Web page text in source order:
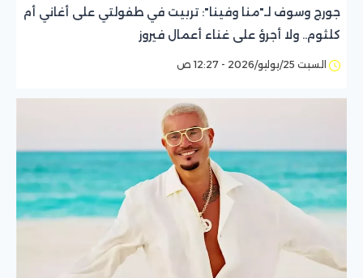
جورج وسوف لـ"منا وفينا": تربيت في طفولتي على أغاني أم
كلثوم.. ولا أجرؤ على غناء أعمال فيروز
السبت 25/يوليو/2026 - 12:27 ص